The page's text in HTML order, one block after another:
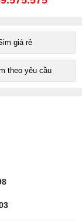
giá rẻ
theo yêu cầu